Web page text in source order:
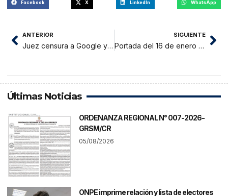
Facebook X LinkedIn WhatsApp
ANTERIOR
Juez censura a Google y a prensa por investigado por narcotráfico
SIGUIENTE
Portada del 16 de enero del 2017
Últimas Noticias
ORDENANZA REGIONAL N° 007-2026-
GRSM/CR
05/08/2026
ONPE imprime relación y lista de electores